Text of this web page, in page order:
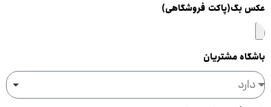
عکس بگ(پاکت فروشگاهی)
باشگاه مشتریان